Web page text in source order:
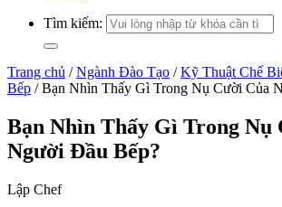
Tìm kiếm:
Trang chủ / Ngành Đào Tạo / Kỹ Thuật Chế
Bếp / Bạn Nhìn Thấy Gì Trong Nụ Cười Của
Bạn Nhìn Thấy Gì Trong Nụ
Người Đầu Bếp?
Lập Chef